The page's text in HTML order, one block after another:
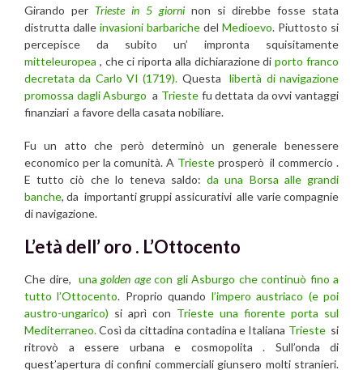
Girando per Trieste in 5 giorni non si direbbe fosse stata
distrutta dalle invasioni barbariche del Medioevo. Piuttosto si
percepisce da subito un’ impronta squisitamente
mitteleuropea , che ci riporta alla dichiarazione diporto franco
decretata da Carlo VI (1719). Questalibertà di navigazione
promossa dagli Asburgo a Trieste fu dettata da ovvi vantaggi
finanziari a favore della casata nobiliare.
Fu un atto che però determinò un generale benessere
economico per la comunità. A Trieste prosperò il commercio .
E tutto ciò che lo teneva saldo:da una Borsa alle grandi
banche, da importanti gruppi assicurativi alle varie compagnie
di navigazione.
L’età dell’ oro . L’Ottocento
Che dire, una golden agecon gli Asburgo che continuò fino a
tutto l’Ottocento. Proprio quando l’impero austriaco (e poi
austro-ungarico) si aprì con Trieste una fiorente porta sul
Mediterraneo.Così da cittadina contadina e Italiana Triestesi
ritrovò a essere urbana e cosmopolita . Sull’onda di
quest’apertura di confini commerciali giunsero molti stranieri.